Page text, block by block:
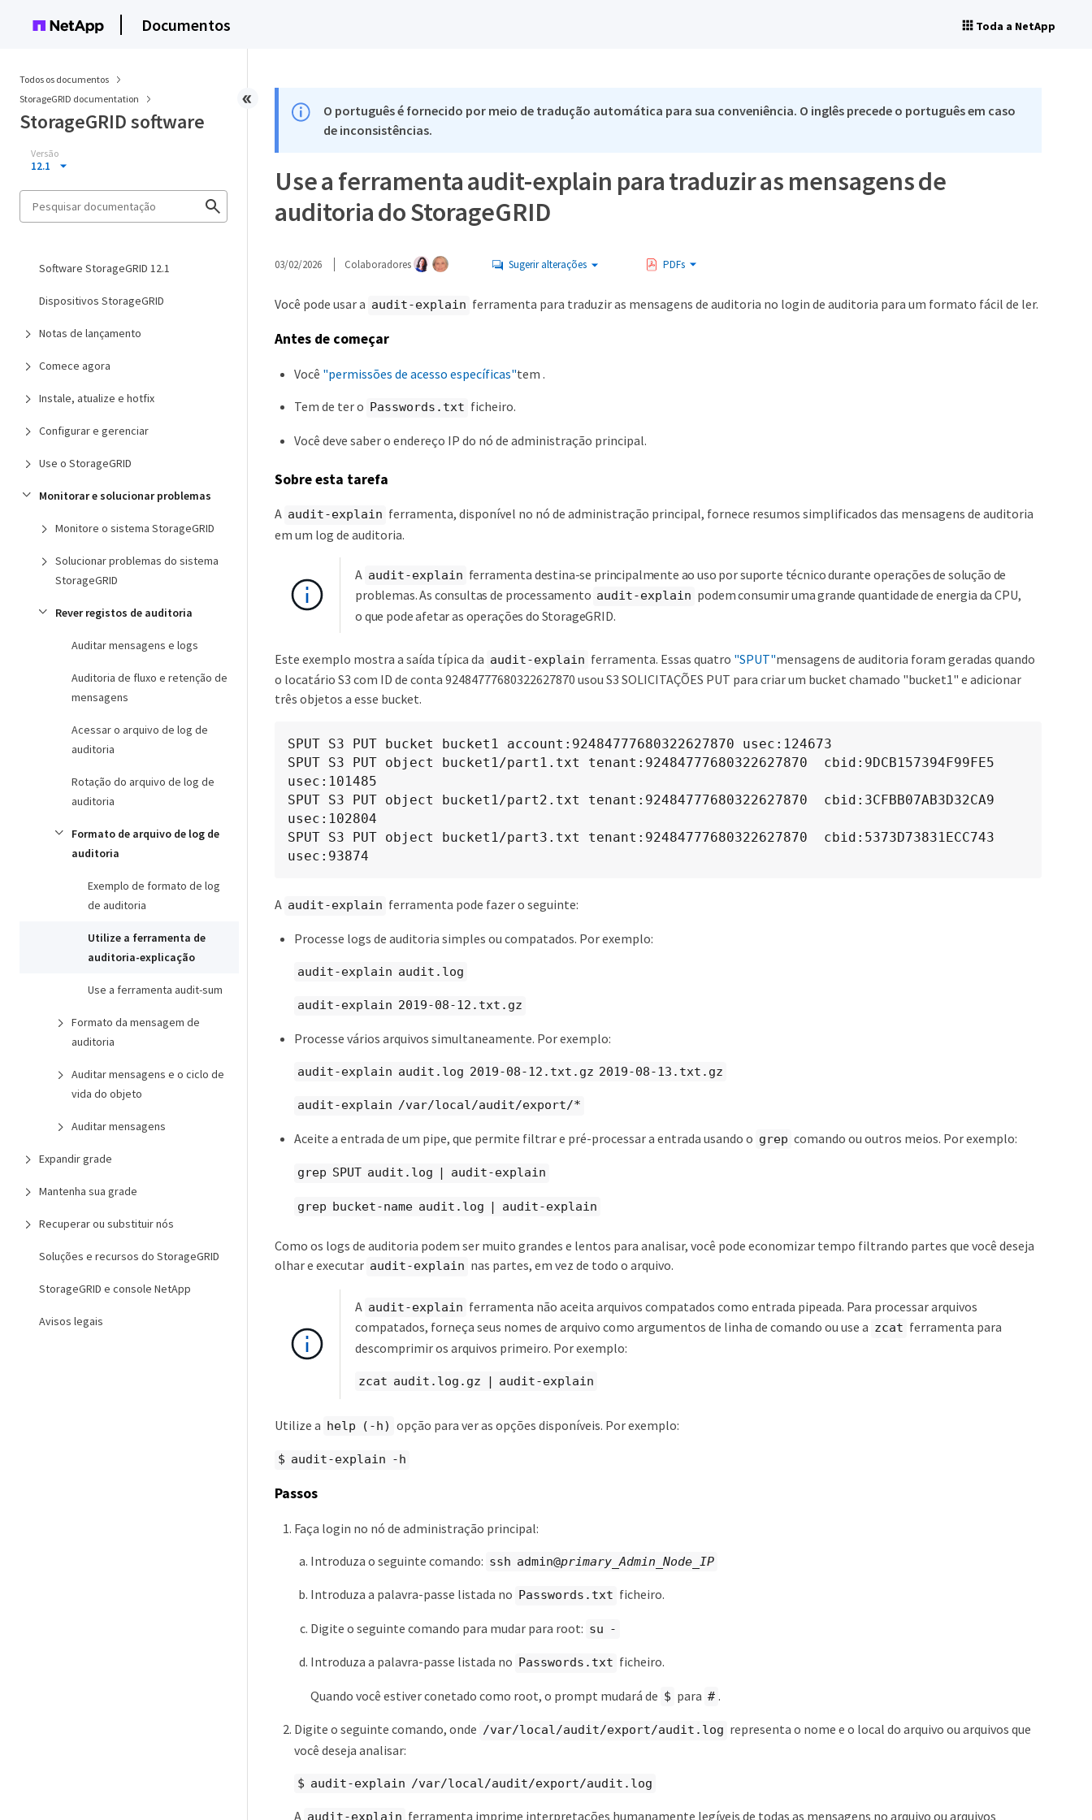
Documentos Toda a NetApp
Todos os documentos
StorageGRID documentation
StorageGRID software
Versão
12.1
Software StorageGRID 12.1
Dispositivos StorageGRID
Notas de lançamento
Comece agora
Instale, atualize e hotfix
Configurar e gerenciar
Use o StorageGRID
Monitorar e solucionar problemas
Monitore o sistema StorageGRID
Solucionar problemas do sistema
StorageGRID
Rever registos de auditoria
Auditar mensagens e logs
Auditoria de fluxo e retenção de
mensagens
Acessar o arquivo de log de
auditoria
Rotação do arquivo de log de
auditoria
Formato de arquivo de log de
auditoria
Exemplo de formato de log
de auditoria
Utilize a ferramenta de
auditoria-explicação
Use a ferramenta audit-sum
Formato da mensagem de
auditoria
Auditar mensagens e o ciclo de
vida do objeto
Auditar mensagens
Expandir grade
Mantenha sua grade
Recuperar ou substituir nós
Soluções e recursos do StorageGRID
StorageGRID e console NetApp
Avisos legais
O português é fornecido por meio de tradução automática para sua conveniência. O inglês precede o português em caso
de inconsistências.
Use a ferramenta audit-explain para traduzir as mensagens de
auditoria do StorageGRID
03/02/2026 Colaboradores Sugerir alterações PDFs
Você pode usar a audit-explain ferramenta para traduzir as mensagens de auditoria no login de auditoria para um formato fácil de ler.
Antes de começar
Você "permissões de acesso específicas"tem .
Tem de ter o Passwords.txt ficheiro.
Você deve saber o endereço IP do nó de administração principal.
Sobre esta tarefa
A audit-explain ferramenta, disponível no nó de administração principal, fornece resumos simplificados das mensagens de auditoria
em um log de auditoria.
A audit-explain ferramenta destina-se principalmente ao uso por suporte técnico durante operações de solução de
problemas. As consultas de processamento audit-explain podem consumir uma grande quantidade de energia da CPU,
o que pode afetar as operações do StorageGRID.
Este exemplo mostra a saída típica da audit-explain ferramenta. Essas quatro "SPUT"mensagens de auditoria foram geradas quando
o locatário S3 com ID de conta 92484777680322627870 usou S3 SOLICITAÇÕES PUT para criar um bucket chamado "bucket1" e adicionar
três objetos a esse bucket.
SPUT S3 PUT bucket bucket1 account:92484777680322627870 usec:124673
SPUT S3 PUT object bucket1/part1.txt tenant:92484777680322627870  cbid:9DCB157394F99FE5
usec:101485
SPUT S3 PUT object bucket1/part2.txt tenant:92484777680322627870  cbid:3CFBB07AB3D32CA9
usec:102804
SPUT S3 PUT object bucket1/part3.txt tenant:92484777680322627870  cbid:5373D73831ECC743
usec:93874
A audit-explain ferramenta pode fazer o seguinte:
Processe logs de auditoria simples ou compatados. Por exemplo:
audit-explain audit.log
audit-explain 2019-08-12.txt.gz
Processe vários arquivos simultaneamente. Por exemplo:
audit-explain audit.log 2019-08-12.txt.gz 2019-08-13.txt.gz
audit-explain /var/local/audit/export/*
Aceite a entrada de um pipe, que permite filtrar e pré-processar a entrada usando o grep comando ou outros meios. Por exemplo:
grep SPUT audit.log | audit-explain
grep bucket-name audit.log | audit-explain
Como os logs de auditoria podem ser muito grandes e lentos para analisar, você pode economizar tempo filtrando partes que você deseja
olhar e executar audit-explain nas partes, em vez de todo o arquivo.
A audit-explain ferramenta não aceita arquivos compatados como entrada pipeada. Para processar arquivos
compatados, forneça seus nomes de arquivo como argumentos de linha de comando ou use a zcat ferramenta para
descomprimir os arquivos primeiro. Por exemplo:
zcat audit.log.gz | audit-explain
Utilize a help (-h) opção para ver as opções disponíveis. Por exemplo:
$ audit-explain -h
Passos
Faça login no nó de administração principal:
Introduza o seguinte comando: ssh admin@primary_Admin_Node_IP
Introduza a palavra-passe listada no Passwords.txt ficheiro.
Digite o seguinte comando para mudar para root: su -
Introduza a palavra-passe listada no Passwords.txt ficheiro.
Quando você estiver conetado como root, o prompt mudará de $ para # .
Digite o seguinte comando, onde /var/local/audit/export/audit.log representa o nome e o local do arquivo ou arquivos que
você deseja analisar:
$ audit-explain /var/local/audit/export/audit.log
A audit-explain ferramenta imprime interpretações humanamente legíveis de todas as mensagens no arquivo ou arquivos